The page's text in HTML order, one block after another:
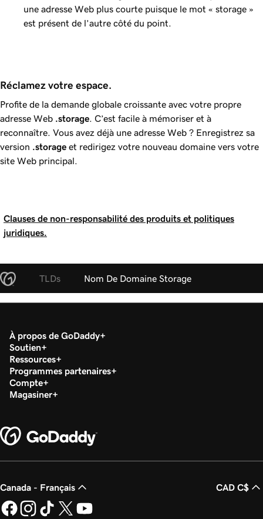
une adresse Web plus courte puisque le mot « storage »
est présent de l’autre côté du point.
Réclamez votre espace.
Profite de la demande globale croissante avec votre propre
adresse Web .storage . C’est facile à mémoriser et à
reconnaître. Vous avez déjà une adresse Web ? Enregistrez sa
version .storage et redirigez votre nouveau domaine vers votre
site Web principal.
Clauses de non-responsabilité des produits et politiques
juridiques.
TLDs Nom De Domaine Storage
À propos de GoDaddy
Soutien
Ressources
Programmes partenaires
Compte
Magasiner
Canada - Français CAD C$